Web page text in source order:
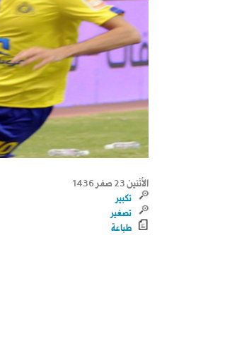
الأثنين 23 صفر 1436
تكبير
تصغير
طباعة